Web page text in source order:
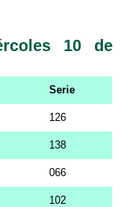
10 de
Serie
126
138
066
102